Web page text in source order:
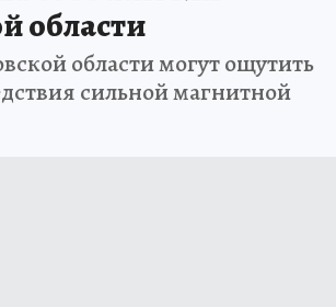
области
области могут ощутить
сильной магнитной